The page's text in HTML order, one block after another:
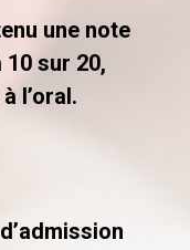
une note
sur 20,
l’oral.